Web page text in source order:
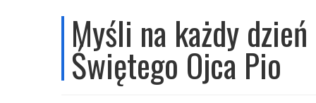
Myśli na każdy
Świętego Ojca Pio